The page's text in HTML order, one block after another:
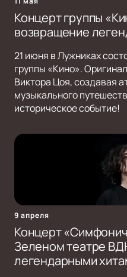
Концерт группы
возвращение
21 июня в Лужниках
группы «Кино».
Виктора Цоя, создавая
музыкального
историческое событие!
9 апреля
Концерт
Зеленом театре
легендарными